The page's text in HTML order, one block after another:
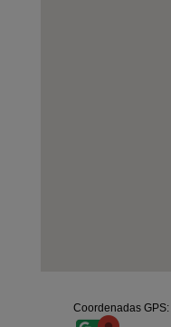
Coordenadas GPS: